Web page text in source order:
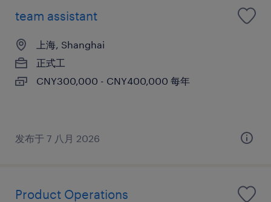
team assistant
上海, Shanghai
正式工
CNY300,000 - CNY400,000 每年
发布于 7 八月 2026
Product Operations